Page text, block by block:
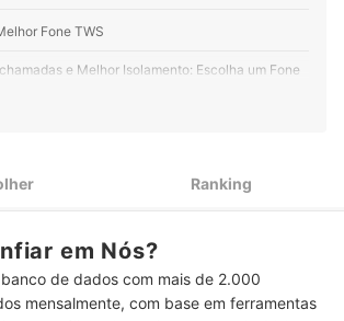
Fone TWS
e Melhor Isolamento: Escolha um Fone
e se Locomover: Aposte em Resistência à Água
Personalizado? Avalie o Controle por Toque e
via App
Conexão Estável e Multiponto, Prefira Modelos
Ranking
em Nós?
de dados com mais de 2.000
mensalmente, com base em ferramentas